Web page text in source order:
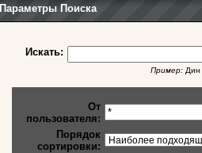
Параметры Поиска
Искать:
Пример:Дин
От
пользователя:
Порядок
сортировки: